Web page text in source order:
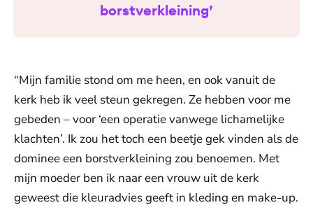
borstverkleining’
“Mijn familie stond om me heen, en ook vanuit de
kerk heb ik veel steun gekregen. Ze hebben voor me
gebeden – voor ‘een operatie vanwege lichamelijke
klachten’. Ik zou het toch een beetje gek vinden als de
dominee een borstverkleining zou benoemen. Met
mijn moeder ben ik naar een vrouw uit de kerk
geweest die kleuradvies geeft in kleding en make-up.